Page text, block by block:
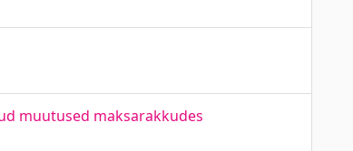
muutused maksarakkudes